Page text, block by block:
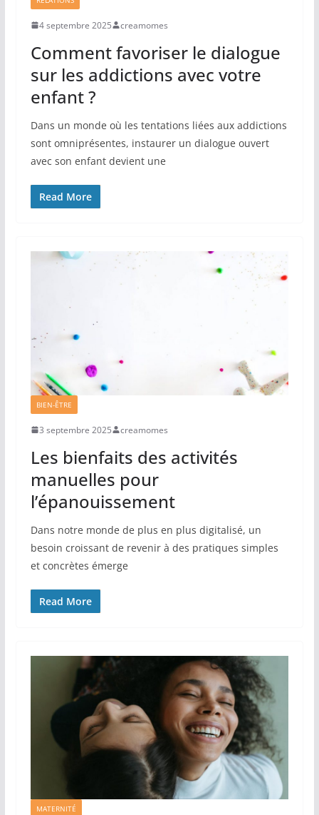
4 septembre 2025 creamomes
Comment favoriser le dialogue
sur les addictions avec votre
enfant ?
Dans un monde où les tentations liées aux addictions
sont omniprésentes, instaurer un dialogue ouvert
avec son enfant devient une
Read More
BIEN-ÊTRE
3 septembre 2025 creamomes
Les bienfaits des activités
manuelles pour
l’épanouissement
Dans notre monde de plus en plus digitalisé, un
besoin croissant de revenir à des pratiques simples
et concrètes émerge
Read More
MATERNITÉ